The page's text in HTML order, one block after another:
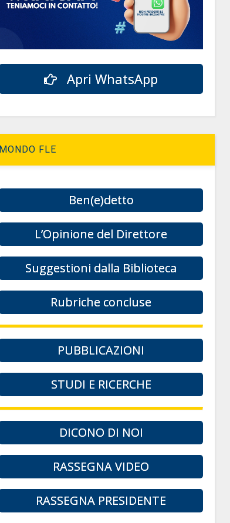
Apri WhatsApp
MONDO FLE
Ben(e)detto
L’Opinione del Direttore
Suggestioni dalla Biblioteca
Rubriche concluse
PUBBLICAZIONI
STUDI E RICERCHE
DICONO DI NOI
RASSEGNA VIDEO
RASSEGNA PRESIDENTE